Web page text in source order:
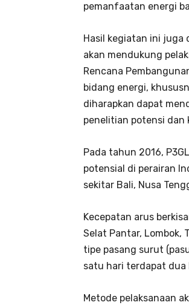
pemanfaatan energi
Hasil kegiatan ini juga
akan mendukung
Rencana
bidang energi,
diharapkan dapat
penelitian potensi
Pada tahun 2016,
potensial di perairan
sekitar Bali, Nusa
Kecepatan arus
Selat Pantar, Lombok,
tipe pasang surut
satu hari terdapat dua
Metode pelaksanaan